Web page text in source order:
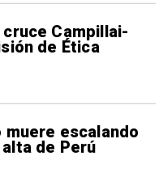
Campillai-
de Ética
muere escalando
de Perú